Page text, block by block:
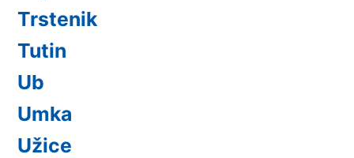
Trstenik
Tutin
Ub
Umka
Užice